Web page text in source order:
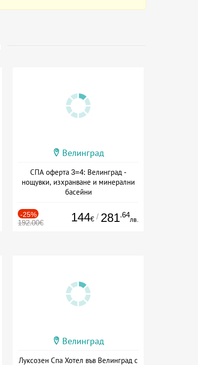
Велинград
СПА оферта 3=4: Велинград -
нощувки, изхранване и минерални
басейни
-25%
192.00€ 144€ / 281.64
лв.
Велинград
Луксозен Спа Хотел във Велинград с